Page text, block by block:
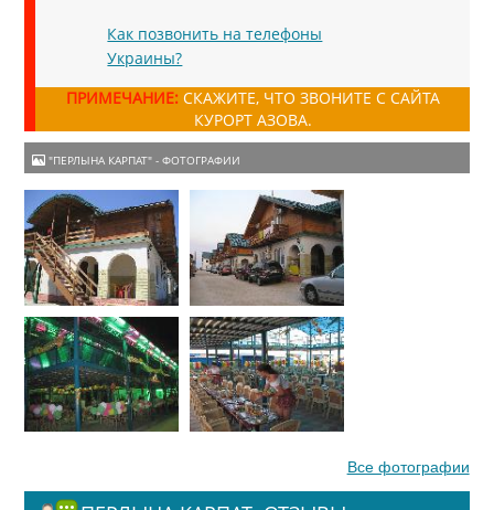
Как позвонить на телефоны
Украины?
ПРИМЕЧАНИЕ:СКАЖИТЕ, ЧТО ЗВОНИТЕ С САЙТА
КУРОРТ АЗОВА.
"ПЕРЛЫНА КАРПАТ" - ФОТОГРАФИИ
Все фотографии